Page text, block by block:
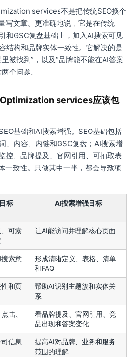
services不是把传统SEO换个
写文章。更准确地说，它是在传统
和GSC复盘基础上，加入AI搜索可见
结构和品牌实体一致性。它解决的是
被找到”，以及“品牌能不能在AI答案
个问题。
services应该包
基础和AI搜索增强。SEO基础包括
、内容、内链和GSC复盘；AI搜索增
控、品牌提及、官网引用、可抽取表
一致性。只做其中一半，都会导致项
标 AI搜索增强目标
可索
让AI能访问并理解核心页面
索意
形成清晰定义、表格、清单
和FAQ
和页
帮助AI识别主题簇和实体关
系
击、
看品牌提及、官网引用、竞
品出现和答案变化
信息
提高AI对品牌、业务和服务
范围的理解